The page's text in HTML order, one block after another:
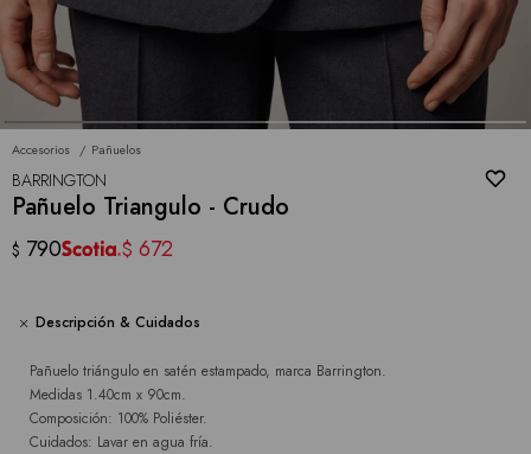
Accesorios Pañuelos
BARRINGTON
Pañuelo Triangulo - Crudo
$ 790 $ 672
Descripción & Cuidados
Pañuelo triángulo en satén estampado, marca Barrington.
Medidas 1.40cm x 90cm.
Composición: 100% Poliéster.
Cuidados: Lavar en agua fría.